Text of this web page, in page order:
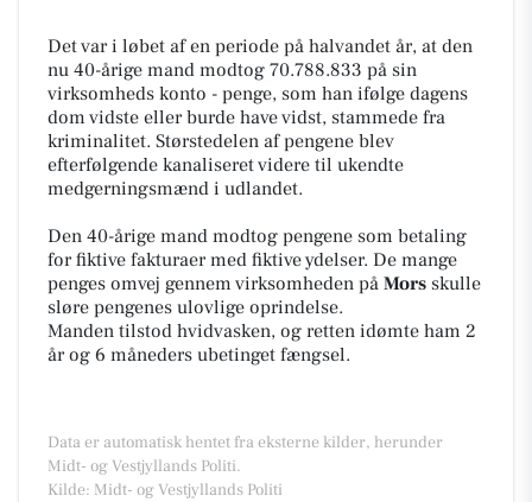
Det var i løbet af en periode på halvandet år, at den
nu 40-årige mand modtog 70.788.833 på sin
virksomheds konto - penge, som han ifølge dagens
dom vidste eller burde have vidst, stammede fra
kriminalitet. Størstedelen af pengene blev
efterfølgende kanaliseret videre til ukendte
medgerningsmænd i udlandet.
Den 40-årige mand modtog pengene som betaling
for fiktive fakturaer med fiktive ydelser. De mange
penges omvej gennem virksomheden på Mors skulle
sløre pengenes ulovlige oprindelse.
Manden tilstod hvidvasken, og retten idømte ham 2
år og 6 måneders ubetinget fængsel.
Data er automatisk hentet fra eksterne kilder, herunder
Midt- og Vestjyllands Politi.
Kilde: Midt- og Vestjyllands Politi